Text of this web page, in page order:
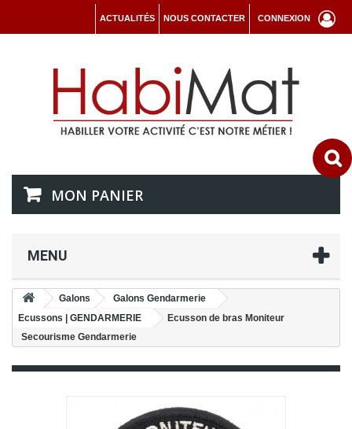
CONNEXION
NOUS CONTACTER
ACTUALITÉS
MON PANIER
MENU
Galons
Galons Gendarmerie
Ecussons | GENDARMERIE
Ecusson de bras Moniteur
Secourisme Gendarmerie